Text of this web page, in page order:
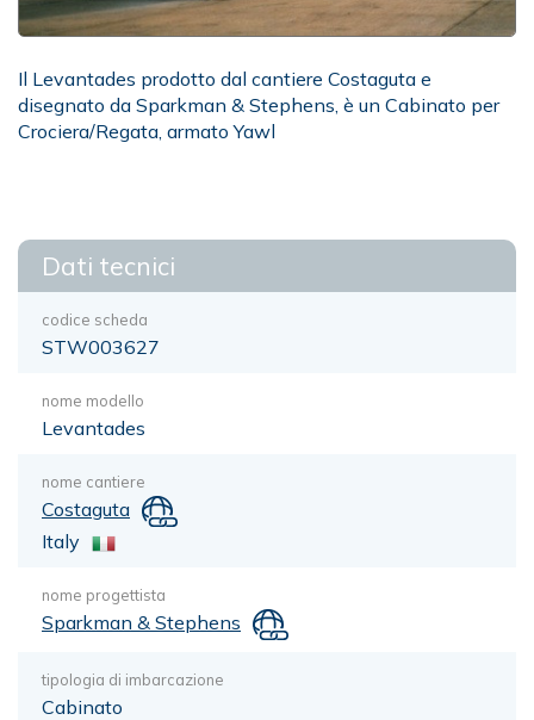
Il Levantades prodotto dal cantiere Costaguta e
disegnato da Sparkman & Stephens, è un Cabinato per
Crociera/Regata, armato Yawl
Dati tecnici
codice scheda
STW003627
nome modello
Levantades
nome cantiere
Costaguta
Italy
nome progettista
Sparkman & Stephens
tipologia di imbarcazione
Cabinato